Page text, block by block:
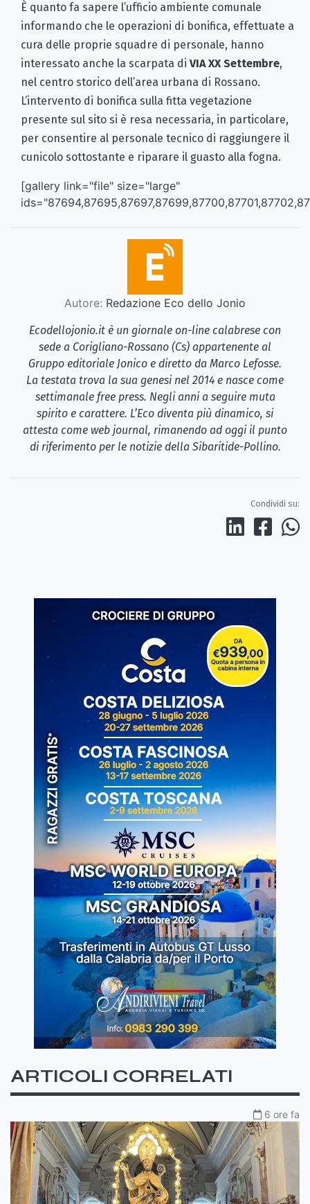
È quanto fa sapere l’ufficio ambiente comunale
informando che le operazioni di bonifica, effettuate a
cura delle proprie squadre di personale, hanno
interessato anche la scarpata di VIA XX Settembre,
nel centro storico dell’area urbana di Rossano.
L’intervento di bonifica sulla fitta vegetazione
presente sul sito si è resa necessaria, in particolare,
per consentire al personale tecnico di raggiungere il
cunicolo sottostante e riparare il guasto alla fogna.
[gallery link="file" size="large"
Autore: Redazione Eco dello Jonio
Ecodellojonio.it è un giornale on-line calabrese con
sede a Corigliano-Rossano (Cs) appartenente al
Gruppo editoriale Jonico e diretto da Marco Lefosse.
La testata trova la sua genesi nel 2014 e nasce come
settimanale free press. Negli anni a seguire muta
spirito e carattere. L’Eco diventa più dinamico, si
attesta come web journal, rimanendo ad oggi il punto
di riferimento per le notizie della Sibaritide-Pollino.
Condividi su:
ARTICOLI CORRELATI
6 ore fa